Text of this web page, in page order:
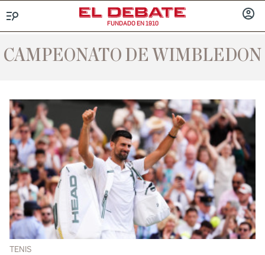
FUNDADO EN 1910
CAMPEONATO DE WIMBLEDON
TENIS